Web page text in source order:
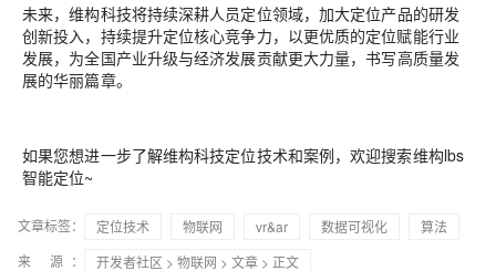
未来，维构科技将持续深耕人员定位领域，加大定位产品的研发
创新投入，持续提升定位核心竞争力，以更优质的定位赋能行业
发展， 为全国产业升级与经济发展贡献更大力量，书写高质量发
展的华丽篇章。
如果您想进一步了解维构科技定位技术和案例，欢迎搜索维构lbs
智能定位~
文章标签： 定位技术 物联网 vr&ar 数据可视化
算法
来 源：
开发者社区 > 物联网 > 文章 > 正文